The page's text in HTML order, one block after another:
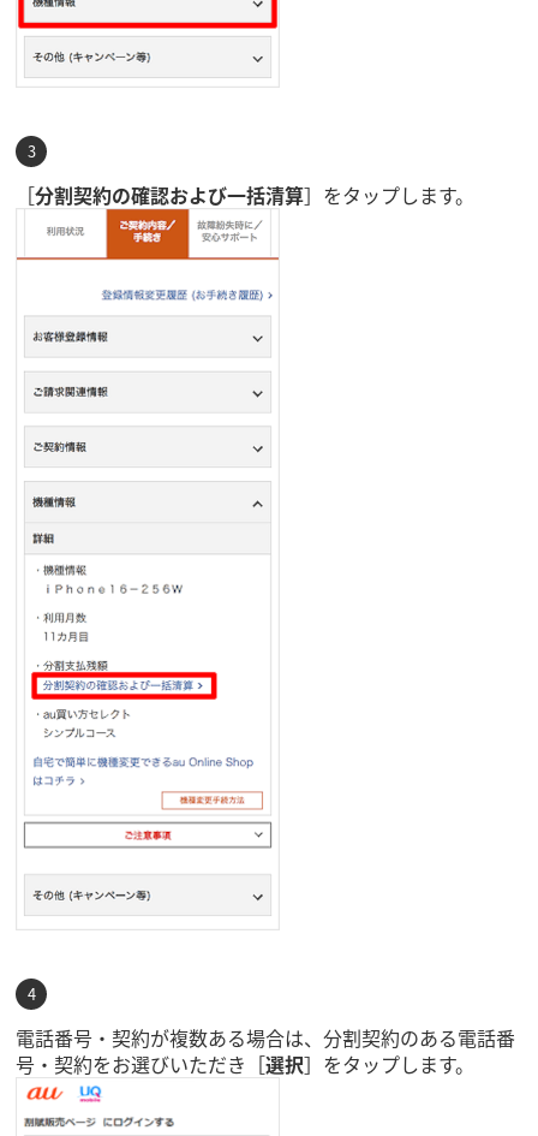
［分割契約の確認および一括清算］をタップします。
電話番号・契約が複数ある場合は、分割契約のある電話番
号・契約をお選びいただき［選択］をタップします。